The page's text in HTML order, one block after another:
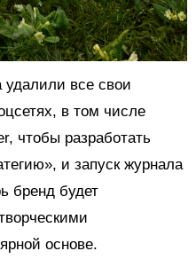
удалили все свои
в том числе
чтобы разработать
и запуск журнала
бренд будет
основе.